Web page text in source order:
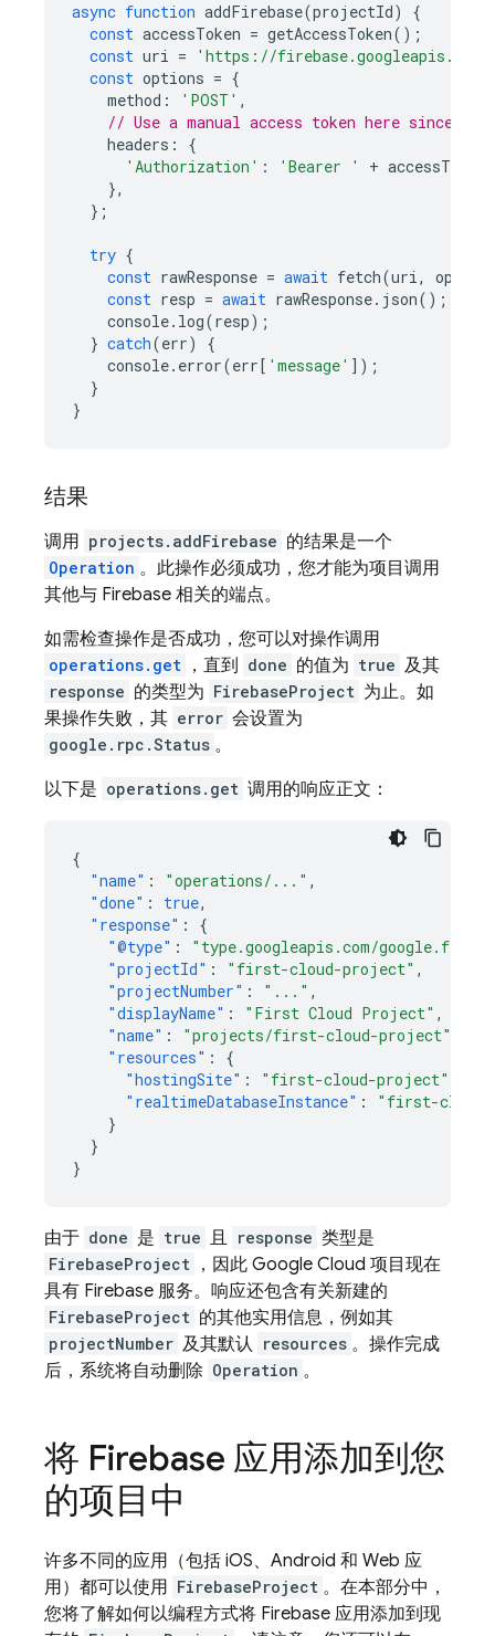
async function addFirebase(projectId)
{
const accessToken = getAccessToken();
const uri =
'https://
const options = {
method : 'POST' ,
// Use a manual access token here since
headers :
{
'Authorization' : 'Bearer ' + accessToken
},
};
try {
const rawResponse = await fetch(uri,
const resp = await rawResponse. json();
console. log(resp);
} catch(err)
{
console. error(err[ 'message' ]);
}
}
结果
调用 projects.addFirebase 的结果是一个
Operation 。此操作必须成功，您才能为项目调用
其他与 Firebase 相关的端点。
如需检查操作是否成功，您可以对操作调用
operations.get ，直到 done 的值为 true 及其
response 的类型为 FirebaseProject 为止。如
果操作失败，其 error 会设置为
google.rpc.Status 。
以下是 operations.get 调用的响应正文：
{
"name" : "operations/..." ,
"done" : true,
"response" :
{
"@type" :
"type.googleapis.com/
"projectId" : "first-cloud-project" ,
"projectNumber" : "..." ,
"displayName" : "First Cloud Project" ,
"name" : "projects/first-cloud-project"
"resources" :
{
"hostingSite" : "first-cloud-project"
"realtimeDatabaseInstance" :
"first-
}
}
}
由于 done 是 true 且 response 类型是
FirebaseProject ，因此 Google Cloud 项目现在
具有 Firebase 服务。响应还包含有关新建的
FirebaseProject 的其他实用信息，例如其
projectNumber 及其默认 resources 。操作完成
后，系统将自动删除 Operation 。
将 Firebase 应用添加到您
的项目中
许多不同的应用（包括 iOS、Android 和 Web 应
用）都可以使用 FirebaseProject 。在本部分中，
您将了解如何以编程方式将 Firebase 应用添加到现